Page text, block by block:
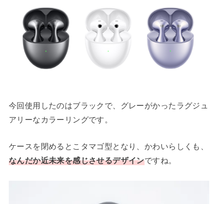
今回使用したのはブラックで、グレーがかったラグジュ
アリーなカラーリングです。
ケースを閉めるとこタマゴ型となり、かわいらしくも、
なんだか近未来を感じさせるデザインですね。